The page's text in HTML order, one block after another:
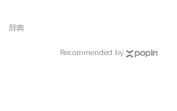
辞典
Recommended by